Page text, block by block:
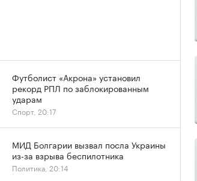
Футболист «Акрона» установил
рекорд РПЛ по заблокированным
ударам
Спорт, 20:17
МИД Болгарии вызвал посла Украины
из-за взрыва беспилотника
Политика, 20:14